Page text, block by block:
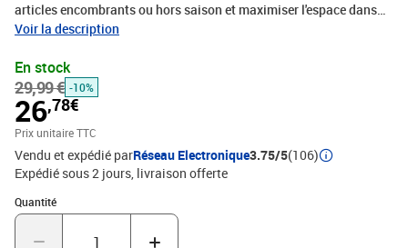
articles encombrants ou hors saison et maximiser l'espace dans
votre maison ou en déplacement. Avec ces sacs de rangement,
la literie saisonnière, etc. Il est parfait pour une utilisation à la
maison, en voyage, en déménagement, etc. Le sac, en plastique,
est anti-moisissure et imperméable. Il est facile à utiliser, il suffit
d’ouvrir le sac, ranger les articles, fermer le sac, l’aspirer. La
glissière facile à sceller vous permet de fermer et d’ouvrir le sac
rapidement. Ce sac compressé est également facile à nettoyer et
est réutilisable. Veuillez noter que la pompe n’est pas
incluse.Couleur : transparent et bleuMatériau :
plastiqueDimensions : 60 x 40 cm (L x l)Type : sac de rangement
plat sous videRésistance aux moisissures et aux
Voir la description
En stock
29,99 € -10%
26,78€
Prix unitaire TTC
Vendu et expédié parRéseau Electronique3.75/5(106)
Expédié sous 2 jours livraison offerte
Quantité
Quantité : 1